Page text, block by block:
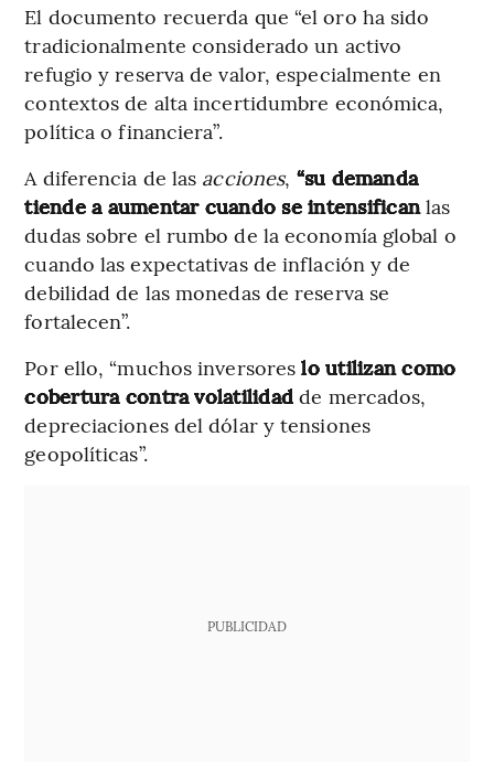
El documento recuerda que “el oro ha sido
tradicionalmente considerado un activo
refugio y reserva de valor, especialmente en
contextos de alta incertidumbre económica,
política o financiera”.
A diferencia de las acciones, “su demanda
tiende a aumentar cuando se intensificanlas
dudas sobre el rumbo de la economía global o
cuando las expectativas de inflación y de
debilidad de las monedas de reserva se
fortalecen”.
Por ello, “muchos inversores lo utilizan como
cobertura contra volatilidad de mercados,
depreciaciones del dólar y tensiones
geopolíticas”.
PUBLICIDAD